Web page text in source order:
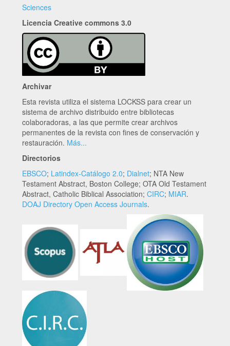
Sciences
Licencia Creative commons 3.0
Archivar
Esta revista utiliza el sistema LOCKSS para crear un
sistema de archivo distribuido entre bibliotecas
colaboradoras, a las que permite crear archivos
permanentes de la revista con fines de conservación y
restauración. Más...
Directorios
EBSCO; Latindex-Catálogo 2.0; Dialnet; NTA New
Testament Abstract, Boston College; OTA Old Testament
Abstract, Catholic Biblical Association; CIRC; MIAR.
DOAJ Directory Open Access Journals.